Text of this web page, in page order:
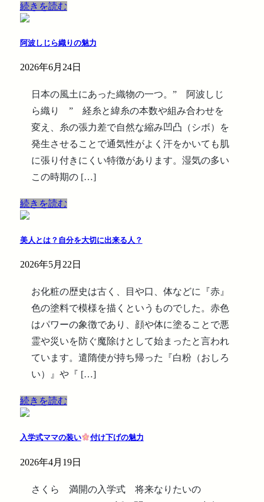
続きを読む
阿波しじら織りの魅力
2026年6月24日
日本の風土にあった織物の一つ。” 阿波しじ
ら織り ” 経糸と緯糸の本数や組み合わせを
変え、糸の張力差で自然な縮み凹凸（シボ）を
発生させることで通気性がよく汗をかいても肌
に張り付きにくい特徴があります。湿気の多い
この時期の […]
続きを読む
美人とは？自分を大切に出来る人？
2026年5月22日
お化粧の歴史は古く、目や口、体などに『赤』
色の塗料で模様を描くというものでした。赤色
はパワーの象徴であり、顔や体に塗ることで悪
霊や災いを防ぐ魔除けとして始まったと言われ
ています。遣隋使が持ち帰った『白粉（おしろ
い）』や『 […]
続きを読む
入学式ママの装い 付け下げの魅力
2026年4月19日
さくら 満開の入学式 将来なりたいの